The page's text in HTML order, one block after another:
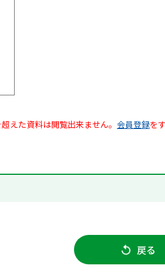
えた資料は閲覧出来ません。 会員登録を
戻る